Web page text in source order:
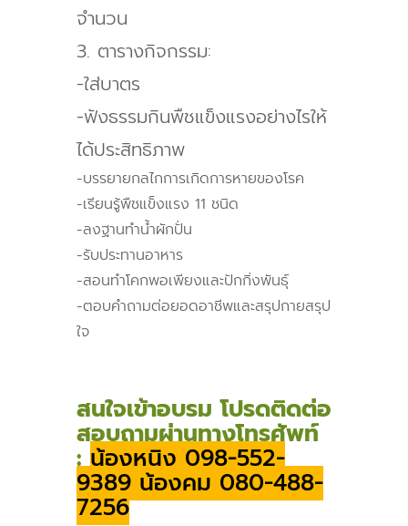
จำนวน
3. ตารางกิจกรรม:
-ใส่บาตร
-ฟังธรรมกินพืชแข็งแรงอย่างไรให้
ได้ประสิทธิภาพ
-บรรยายกลไกการเกิดการหายของโรค
-เรียนรู้พืชแข็งแรง 11 ชนิด
-ลงฐานทำน้ำผักปั่น
-รับประทานอาหาร
-สอนทำโคกพอเพียงและปักกิ่งพันธุ์
-ตอบคำถามต่อยอดอาชีพและสรุปกายสรุป
ใจ
สนใจเข้าอบรม โปรดติดต่อ
สอบถามผ่านทางโทรศัพท์
: น้องหนิง 098-552-
9389 น้องคม 080-488-
7256